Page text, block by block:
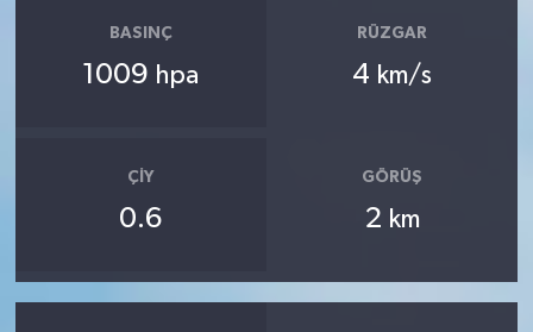
BASINÇ
1009 hpa
RÜZGAR
4 km/s
ÇIY
0.6
GÖRÜŞ
2 km